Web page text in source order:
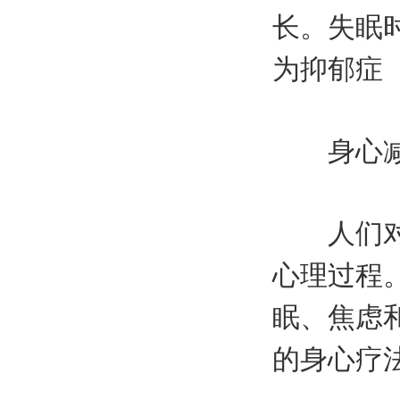
长。失眠
为抑郁症
身心减
人们对
心理过程
眠、焦虑
的身心疗